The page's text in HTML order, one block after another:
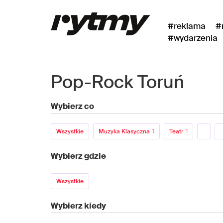
#reklama
#wydarzenia
Pop-Rock Toruń
Wybierz co
Wszystkie Muzyka Klasyczna 1 Teatr 1
Wybierz gdzie
Wszystkie
Wybierz kiedy